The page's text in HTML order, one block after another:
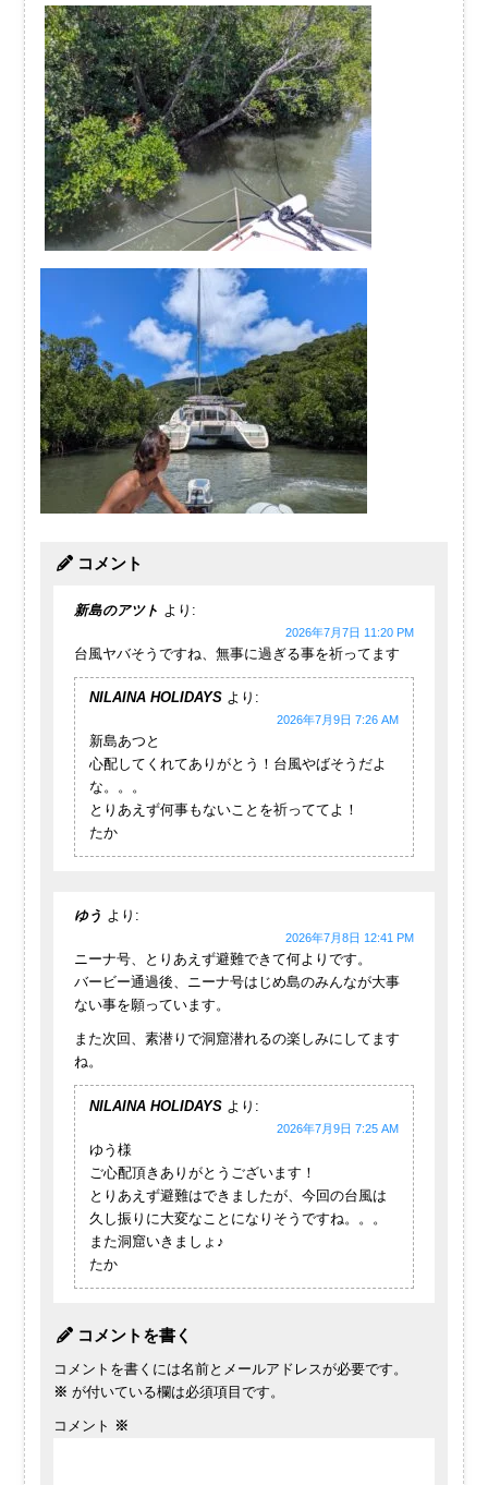
コメント
新島のアツト より:
2026年7月7日 11:20 PM
台風ヤバそうですね、無事に過ぎる事を祈ってます
NILAINA HOLIDAYS より:
2026年7月9日 7:26 AM
新島あつと
心配してくれてありがとう！台風やばそうだよ
な。。。
とりあえず何事もないことを祈っててよ！
たか
ゆう より:
2026年7月8日 12:41 PM
ニーナ号、とりあえず避難できて何よりです。
バービー通過後、ニーナ号はじめ島のみんなが大事
ない事を願っています。
また次回、素潜りで洞窟潜れるの楽しみにしてます
ね。
NILAINA HOLIDAYS より:
2026年7月9日 7:25 AM
ゆう様
ご心配頂きありがとうございます！
とりあえず避難はできましたが、今回の台風は
久し振りに大変なことになりそうですね。。。
また洞窟いきましょ♪
たか
コメントを書く
コメントを書くには名前とメールアドレスが必要です。
※ が付いている欄は必須項目です。
コメント ※